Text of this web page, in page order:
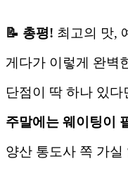
📝 총평! 최고의 맛,
게다가 이렇게 완벽
단점이 딱 하나 있
주말에는 웨이팅이
양산 통도사 쪽 가